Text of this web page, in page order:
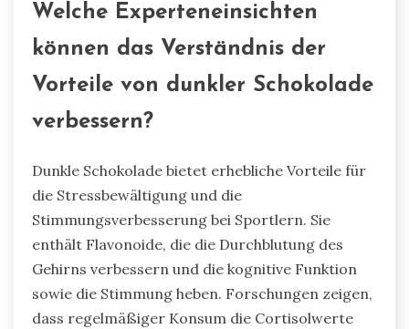
Welche Experteneinsichten
können das Verständnis der
Vorteile von dunkler Schokolade
verbessern?
Dunkle Schokolade bietet erhebliche Vorteile für
die Stressbewältigung und die
Stimmungsverbesserung bei Sportlern. Sie
enthält Flavonoide, die die Durchblutung des
Gehirns verbessern und die kognitive Funktion
sowie die Stimmung heben. Forschungen zeigen,
dass regelmäßiger Konsum die Cortisolwerte